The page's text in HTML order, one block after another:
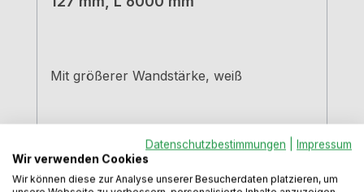
Mit größerer Wandstärke, weiß
Datenschutzbestimmungen
Impressum
Wir verwenden Cookies
Wir können diese zur Analyse unserer Besucherdaten platzieren, um